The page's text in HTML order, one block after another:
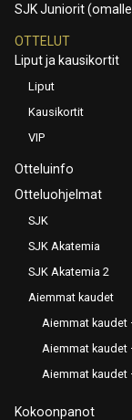
SJK Juniorit
OTTELUT
Liput ja kausikortit
Liput
Kausikortit
VIP
Otteluinfo
Otteluohjelmat
SJK
SJK Akatemia
SJK Akatemia 2
Aiemmat kaudet
Aiemmat kaudet
Aiemmat kaudet
Aiemmat kaudet
Kokoonpanot